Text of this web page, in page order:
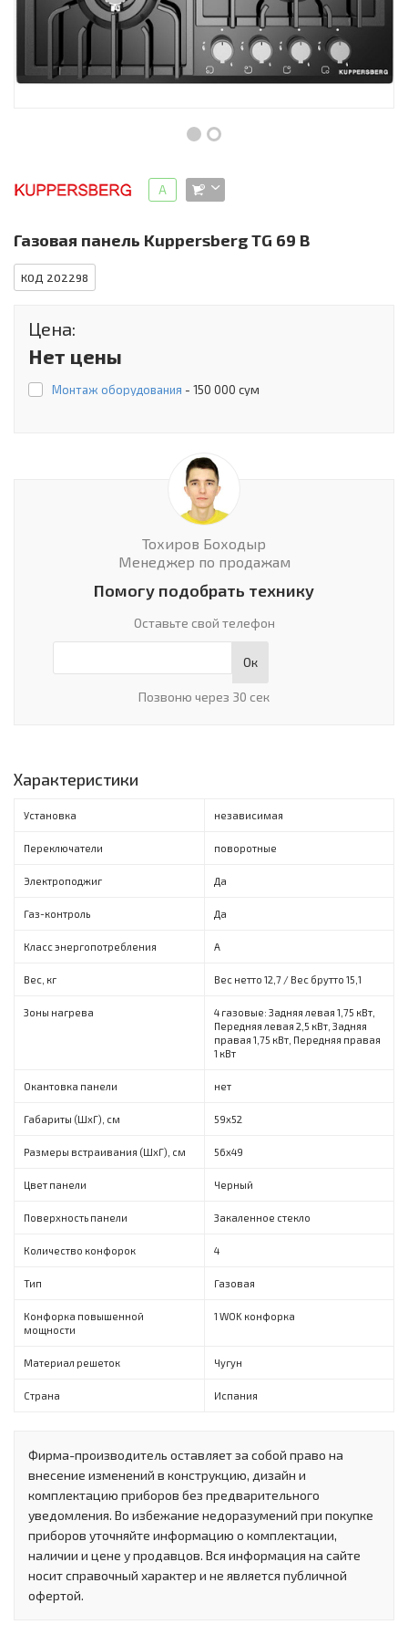
Инструменты и техника
Красота и здоровье
Сантехника A
Газовая панель Kuppersberg TG 69 B
КОД 202298
Цена:
Нет цены
Монтаж оборудования - 150 000 сум
Тохиров Боходыр
Менеджер по продажам
Помогу подобрать технику
Оставьте свой телефон
Ок
Позвоню через 30 сек
Характеристики
Установка независимая
Переключатели поворотные
Электроподжиг Да
Газ-контроль Да
Класс энергопотребления A
Вес, кг Вес нетто 12,7 / Вес брутто 15,1
Зоны нагрева
4 газовые: Задняя левая 1,75 кВт,
Передняя левая 2,5 кВт, Задняя
правая 1,75 кВт, Передняя правая
1 кВт
Окантовка панели нет
Габариты (ШхГ), см 59x52
Размеры встраивания (ШхГ), см 56x49
Цвет панели Черный
Поверхность панели Закаленное стекло
Количество конфорок 4
Тип Газовая
Конфорка повышенной
мощности
1 WOK конфорка
Материал решеток Чугун
Страна Испания
Фирма-производитель оставляет за собой право на
внесение изменений в конструкцию, дизайн и
комплектацию приборов без предварительного
уведомления. Во избежание недоразумений при покупке
приборов уточняйте информацию о комплектации,
наличии и цене у продавцов. Вся информация на сайте
носит справочный характер и не является публичной
офертой.